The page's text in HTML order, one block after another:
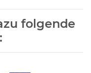
folgende